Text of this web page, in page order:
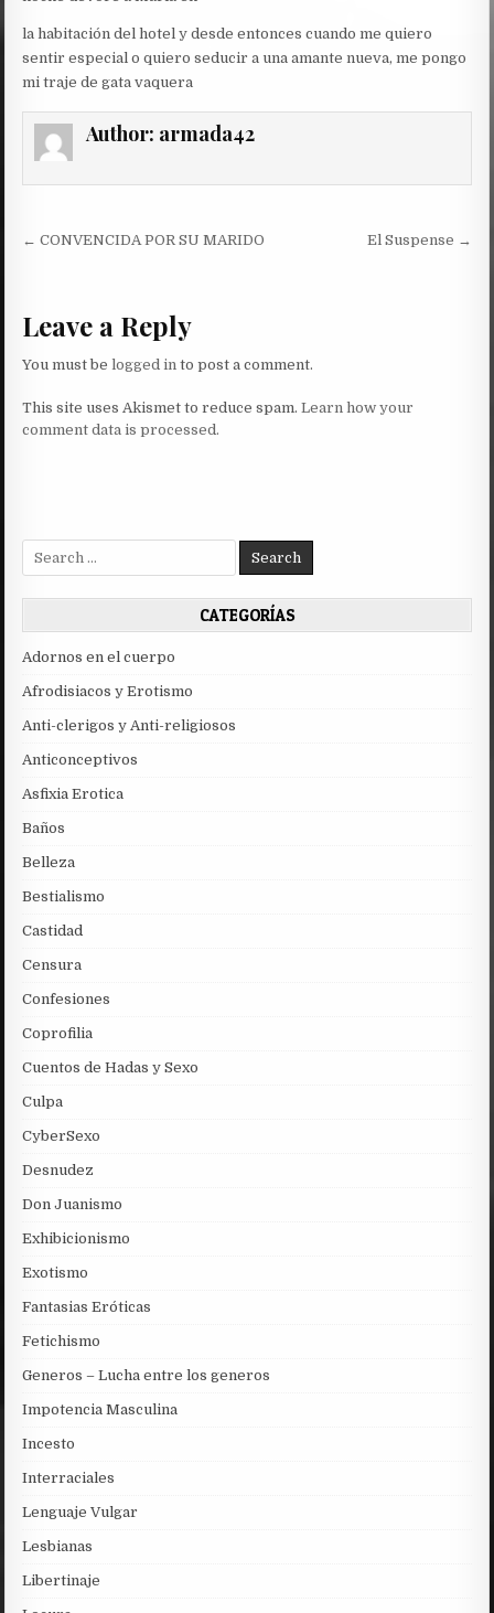
la habitación del hotel y desde entonces cuando me quiero
sentir especial o quiero seducir a una amante nueva, me pongo
mi traje de gata vaquera
Author: armada42
Post
← CONVENCIDA POR SU MARIDO El Suspense →
Leave a Reply
You must belogged in to post a comment.
This site uses Akismet to reduce spam.Learn how your
comment data is processed.
Search
for:
CATEGORÍAS
Adornos en el cuerpo
Afrodisiacos y Erotismo
Anti-clerigos y Anti-religiosos
Anticonceptivos
Asfixia Erotica
Baños
Belleza
Bestialismo
Castidad
Censura
Confesiones
Coprofilia
Cuentos de Hadas y Sexo
Culpa
CyberSexo
Desnudez
Don Juanismo
Exhibicionismo
Exotismo
Fantasias Eróticas
Fetichismo
Generos – Lucha entre los generos
Impotencia Masculina
Incesto
Interraciales
Lenguaje Vulgar
Lesbianas
Libertinaje